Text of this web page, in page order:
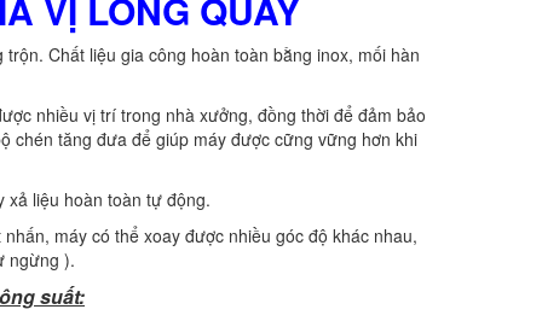
Chất liệu gia công hoàn toàn bằng inox, mối hàn
nhiều vị trí trong nhà xưởng, đồng thời để đảm bảo
chén tăng đưa để giúp máy được cững vững hơn khi
xả liệu hoàn toàn tự động.
máy có thể xoay được nhiều góc độ khác nhau,
ngừng ).
suất: